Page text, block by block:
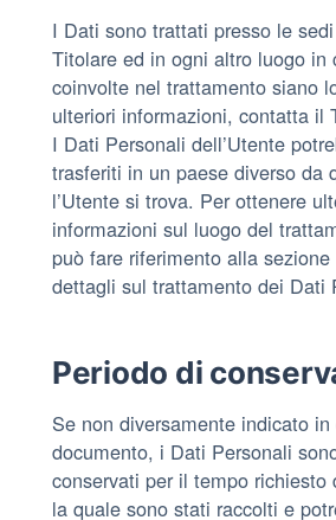
I Dati sono trattati presso le
Titolare ed in ogni altro luogo in
coinvolte nel trattamento siano
ulteriori informazioni, contatta il
I Dati Personali dell’Utente
trasferiti in un paese diverso da
l’Utente si trova. Per ottenere
informazioni sul luogo del
può fare riferimento alla
dettagli sul trattamento dei Dati
Periodo di
Se non diversamente indicato
documento, i Dati Personali
conservati per il tempo
la quale sono stati raccolti e